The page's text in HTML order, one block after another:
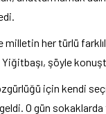
her türlü
Yiğitbaşı, şöyle
için kendi
O gün